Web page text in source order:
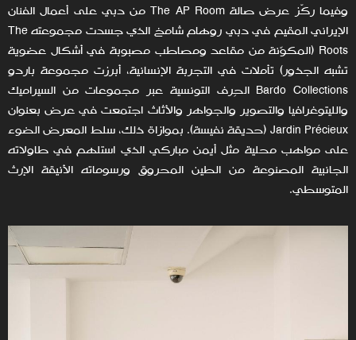
وفيما ركّز عرض صالة The AP Room من دبي على أعمال الفنان
الإيراني المقيم في دبي روهام شامخ الذي جسدت مجموعته The
Roots (المكوّنة من مقاعد ومصاطب مصبوبة في أشكال عضوية
تشبه الجذور) تأملات في التجربة الإنسانية، أبرزت مجموعة باردو
Bardo Collections الحِرف التونسية عبر مجموعات من السيراميك
والليتوغرافيا والتصوير والجواهر والأثاث اجتمعت في عرض بعنوان
Jardin Précieux (حديقة نفيسة). بموازاة ذلك، سلط المعرض الضوء
على مواهب محلية مثل أيمن مباركي الذي استلهم في طاولاته
الجانبية المصنوعة من الطين المحروق ورسوماته الأنيقة الإرث
المتوسطي.